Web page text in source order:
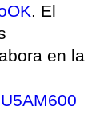
. El
en la